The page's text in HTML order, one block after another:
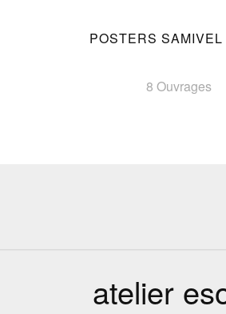
POSTERS
8 Ouvrages
atelier